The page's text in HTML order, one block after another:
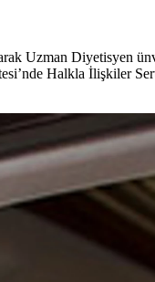
Uzman Diyetisyen
Halkla İlişkiler